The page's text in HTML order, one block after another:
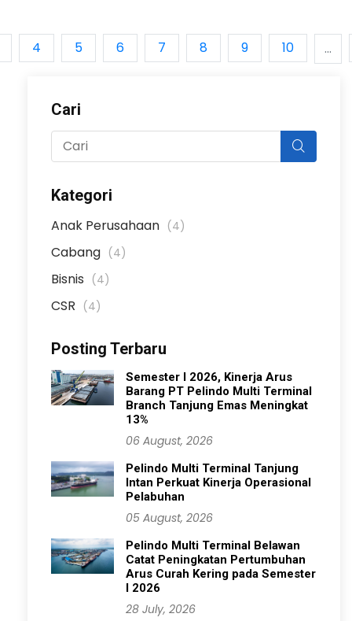
4 5 6 7 8 9 10 ...
Cari
Kategori
Anak Perusahaan (4)
Cabang (4)
Bisnis (4)
CSR (4)
Posting Terbaru
Semester I 2026, Kinerja Arus
Barang PT Pelindo Multi Terminal
Branch Tanjung Emas Meningkat
13%
06 August, 2026
Pelindo Multi Terminal Tanjung
Intan Perkuat Kinerja Operasional
Pelabuhan
05 August, 2026
Pelindo Multi Terminal Belawan
Catat Peningkatan Pertumbuhan
Arus Curah Kering pada Semester
I 2026
28 July, 2026